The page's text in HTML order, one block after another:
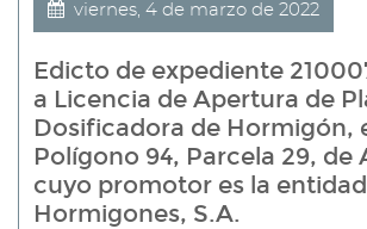
viernes, 4 de marzo de 2022
Edicto de expediente
a Licencia de Apertura de
Dosificadora de Hormigón,
Polígono 94, Parcela 29, de
cuyo promotor es la
Hormigones, S.A.